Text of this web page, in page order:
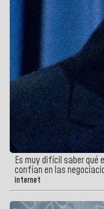
Es muy difícil saber qué
confían en las
internet